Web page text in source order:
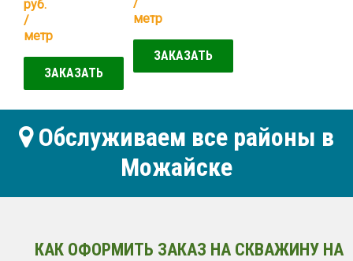
руб.
/
метр
ЗАКАЗАТЬ
метр
ЗАКАЗАТЬ
Обслуживаем все районы в
Можайске
КАК ОФОРМИТЬ ЗАКАЗ НА СКВАЖИНУ НА